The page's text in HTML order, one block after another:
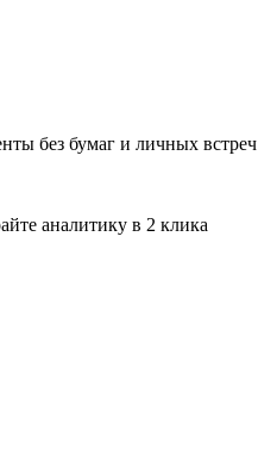
без бумаг и личных встреч
аналитику в 2 клика